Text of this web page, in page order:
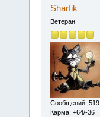
Sharfik
Ветеран
Сообщений: 519
Карма: +64/-36